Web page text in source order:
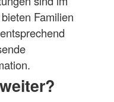
Familien